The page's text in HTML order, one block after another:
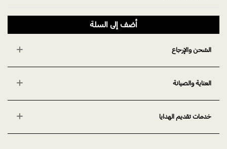
أضف إلى السلة
الشحن والإرجاع
العناية والصيانة
خدمات تقديم الهدايا